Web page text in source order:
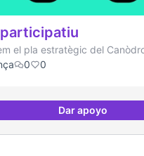
el pla estratègic del
0 0
Dar apoyo
Procés